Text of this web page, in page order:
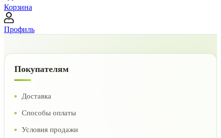
Корзина
Профиль
Покупателям
Доставка
Способы оплаты
Условия продажи